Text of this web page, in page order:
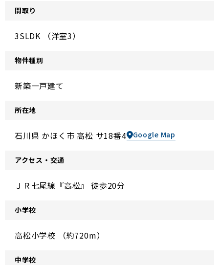
間取り
3SLDK （洋室3）
物件種別
新築一戸建て
所在地
石川県 かほく市 高松 サ18番4 Google Map
アクセス・交通
ＪＲ七尾線『高松』 徒歩20分
小学校
高松小学校 （約720m）
中学校